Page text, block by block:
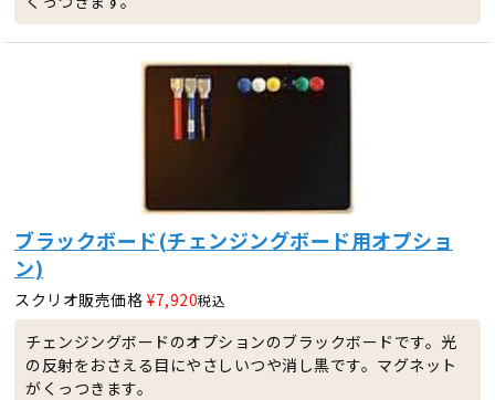
ブラックボード(チェンジングボード用オプショ
ン)
スクリオ販売価格 ¥7,920税込
チェンジングボードのオプションのブラックボードです。光
の反射をおさえる目にやさしいつや消し黒です。マグネット
がくっつきます。